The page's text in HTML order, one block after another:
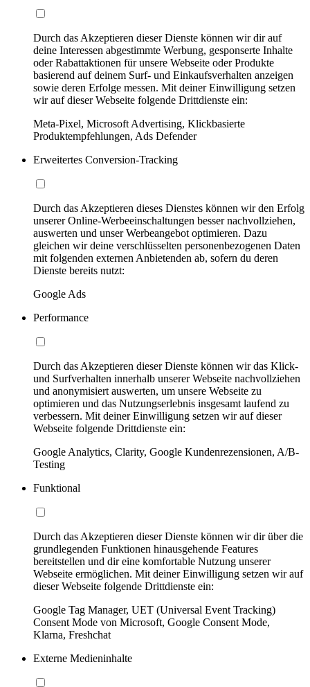
Durch das Akzeptieren dieser Dienste können wir dir auf
deine Interessen abgestimmte Werbung, gesponserte Inhalte
oder Rabattaktionen für unsere Webseite oder Produkte
basierend auf deinem Surf- und Einkaufsverhalten anzeigen
sowie deren Erfolge messen. Mit deiner Einwilligung setzen
wir auf dieser Webseite folgende Drittdienste ein:
Meta-Pixel, Microsoft Advertising, Klickbasierte
Produktempfehlungen, Ads Defender
Erweitertes Conversion-Tracking
Durch das Akzeptieren dieses Dienstes können wir den Erfolg
unserer Online-Werbeeinschaltungen besser nachvollziehen,
auswerten und unser Werbeangebot optimieren. Dazu
gleichen wir deine verschlüsselten personenbezogenen Daten
mit folgenden externen Anbietenden ab, sofern du deren
Dienste bereits nutzt:
Google Ads
Performance
Durch das Akzeptieren dieser Dienste können wir das Klick-
und Surfverhalten innerhalb unserer Webseite nachvollziehen
und anonymisiert auswerten, um unsere Webseite zu
optimieren und das Nutzungserlebnis insgesamt laufend zu
verbessern. Mit deiner Einwilligung setzen wir auf dieser
Webseite folgende Drittdienste ein:
Google Analytics, Clarity, Google Kundenrezensionen, A/B-
Testing
Funktional
Durch das Akzeptieren dieser Dienste können wir dir über die
grundlegenden Funktionen hinausgehende Features
bereitstellen und dir eine komfortable Nutzung unserer
Webseite ermöglichen. Mit deiner Einwilligung setzen wir auf
dieser Webseite folgende Drittdienste ein:
Google Tag Manager, UET (Universal Event Tracking)
Consent Mode von Microsoft, Google Consent Mode,
Klarna, Freshchat
Externe Medieninhalte